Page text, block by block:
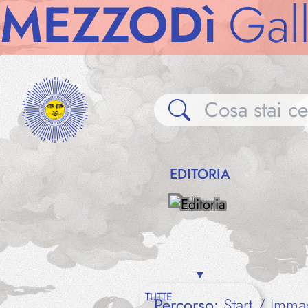
Gallerie
EDITORIA
TUTTE